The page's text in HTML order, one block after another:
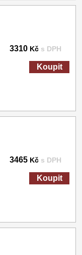
3310 Kč s DPH
Koupit
3465 Kč s DPH
Koupit